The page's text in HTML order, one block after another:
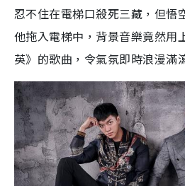
忍不住在電梯口殺死三藏，但悟
他拖入電梯中，背景音樂竟然用
英》的歌曲，令氣氛即時浪漫滿